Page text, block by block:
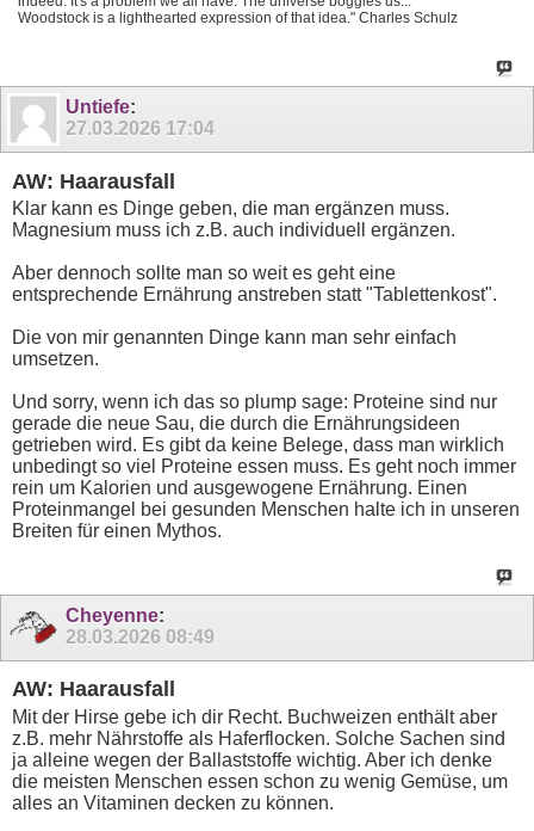
Woodstock is a lighthearted expression of that idea." Charles Schulz
Untiefe:
27.03.2026 17:04
AW: Haarausfall
Klar kann es Dinge geben, die man ergänzen muss.
Magnesium muss ich z.B. auch individuell ergänzen.
Aber dennoch sollte man so weit es geht eine
entsprechende Ernährung anstreben statt "Tablettenkost".
Die von mir genannten Dinge kann man sehr einfach
umsetzen.
Und sorry, wenn ich das so plump sage: Proteine sind nur
gerade die neue Sau, die durch die Ernährungsideen
getrieben wird. Es gibt da keine Belege, dass man wirklich
unbedingt so viel Proteine essen muss. Es geht noch immer
rein um Kalorien und ausgewogene Ernährung. Einen
Proteinmangel bei gesunden Menschen halte ich in unseren
Breiten für einen Mythos.
Cheyenne:
28.03.2026 08:49
AW: Haarausfall
Mit der Hirse gebe ich dir Recht. Buchweizen enthält aber
z.B. mehr Nährstoffe als Haferflocken. Solche Sachen sind
ja alleine wegen der Ballaststoffe wichtig. Aber ich denke
die meisten Menschen essen schon zu wenig Gemüse, um
alles an Vitaminen decken zu können.